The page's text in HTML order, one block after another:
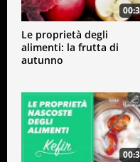
Le proprietà degli
alimenti: la frutta di
autunno